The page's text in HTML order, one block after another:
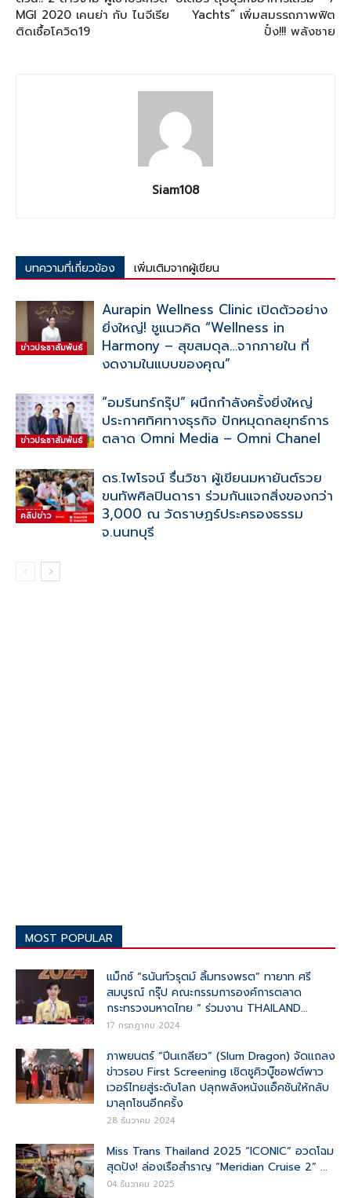
MGI 2020 เคนย่า กับ ไนจีเรีย
ติดเชื้อโควิด19
Yachts” เพิ่มสมรรถภาพฟิต
ปั๋ง!!! พลังชาย
Siam108
บทความที่เกี่ยวข้อง เพิ่มเติมจากผู้เขียน
ข่าวประชาสัมพันธ์
Aurapin Wellness Clinic เปิดตัวอย่าง
ยิ่งใหญ่! ชูแนวคิด “Wellness in
Harmony – สุขสมดุล…จากภายใน ที่
งดงามในแบบของคุณ”
ข่าวประชาสัมพันธ์
“อมรินทร์กรุ๊ป” ผนึกกำลังครั้งยิ่งใหญ่
ประกาศทิศทางธุรกิจ ปักหมุดกลยุทธ์การ
ตลาด Omni Media – Omni Chanel
คลิปข่าว
ดร.ไพโรจน์ รื่นวิชา ผู้เขียนมหายันต์รวย
ขนทัพศิลปินดารา ร่วมกันแจกสิ่งของกว่า
3,000 ณ วัดราษฏร์ประครองธรรม
จ.นนทบุรี
MOST POPULAR
แม็กซ์ “ธนันท์วรุตม์ ลิ้มทรงพรต” ทายาท ศรี
สมบูรณ์ กรุ๊ป คณะกรรมการองค์การตลาด
กระทรวงมหาดไทย “ ร่วมงาน THAILAND...
17 กรกฎาคม 2024
ภาพยนตร์ “ปีนเกลียว” (Slum Dragon) จัดแถลง
ข่าวรอบ First Screening เชิดชูคิวบู๊ซอฟต์พาว
เวอร์ไทยสู่ระดับโลก ปลุกพลังหนังแอ็คชันให้กลับ
มาลุกโชนอีกครั้ง
28 ธันวาคม 2024
Miss Trans Thailand 2025 “ICONIC” อวดโฉม
สุดปัง! ล่องเรือสำราญ “Meridian Cruise 2” ...
04 ธันวาคม 2025